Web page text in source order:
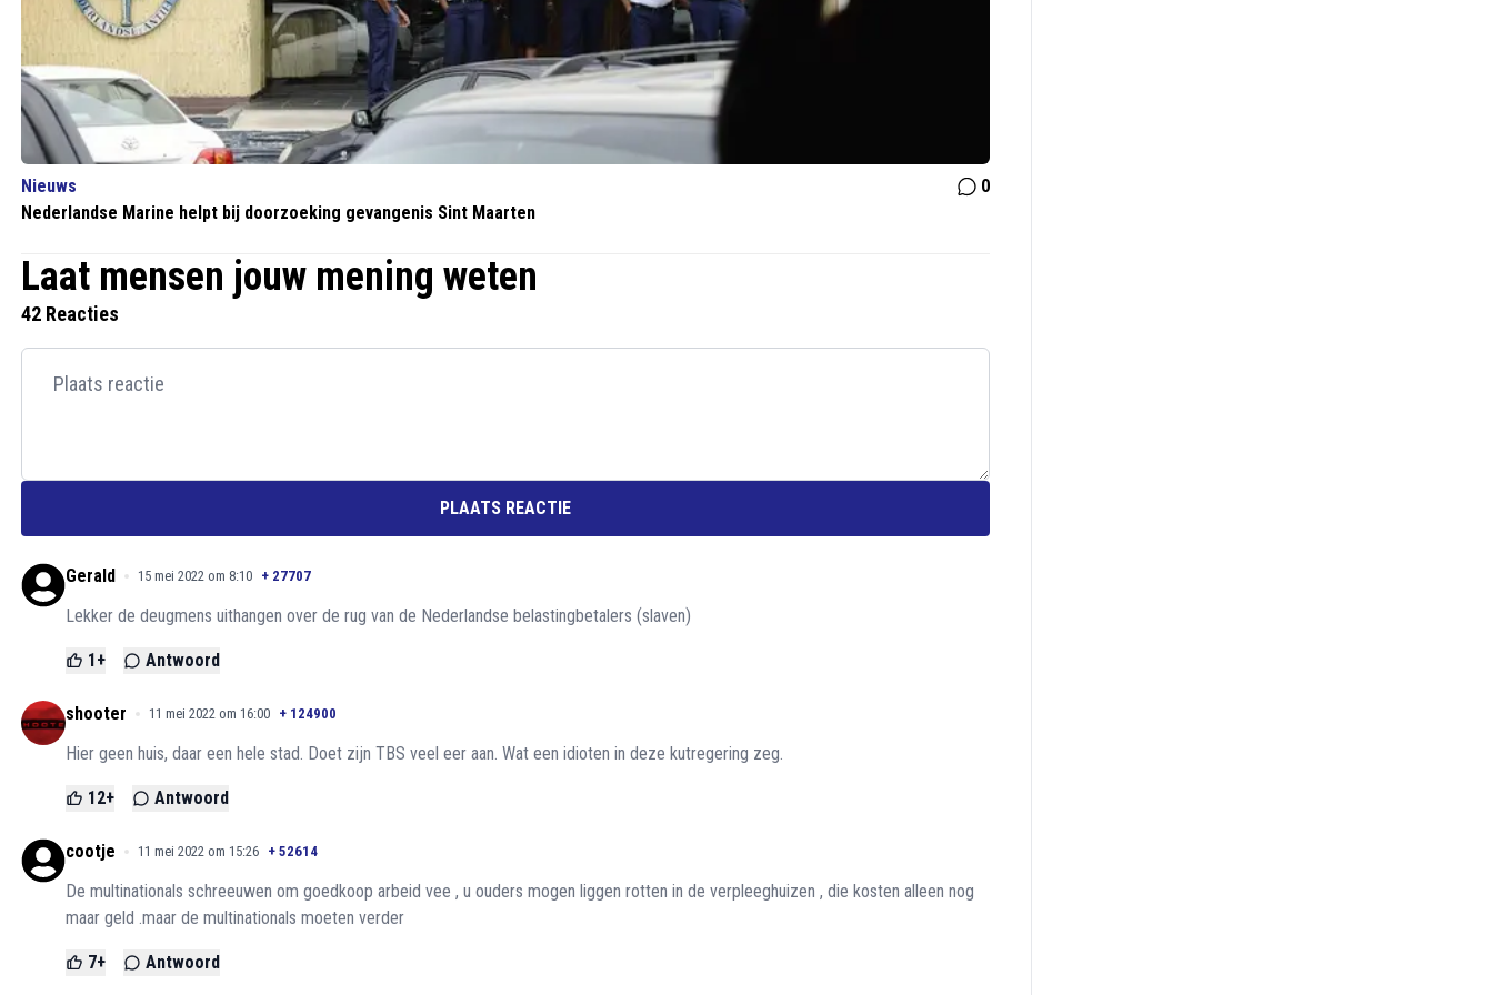
Nieuws
0
Nederlandse Marine helpt bij doorzoeking gevangenis Sint Maarten
Laat mensen jouw mening weten
42 Reacties
PLAATS REACTIE
Gerald 15 mei 2022 om 8:10 + 27707
Lekker de deugmens uithangen over de rug van de Nederlandse belastingbetalers (slaven)
1+ Antwoord
shooter 11 mei 2022 om 16:00 + 124900
Hier geen huis, daar een hele stad. Doet zijn TBS veel eer aan. Wat een idioten in deze kutregering zeg.
12+ Antwoord
cootje 11 mei 2022 om 15:26 + 52614
De multinationals schreeuwen om goedkoop arbeid vee , u ouders mogen liggen rotten in de verpleeghuizen , die kosten alleen nog
maar geld .maar de multinationals moeten verder
7+ Antwoord